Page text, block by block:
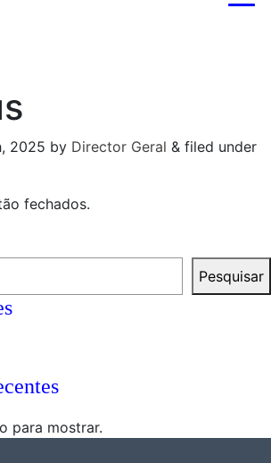
2025 by Director Geral & filed under
fechados.
Pesquisar
para mostrar.